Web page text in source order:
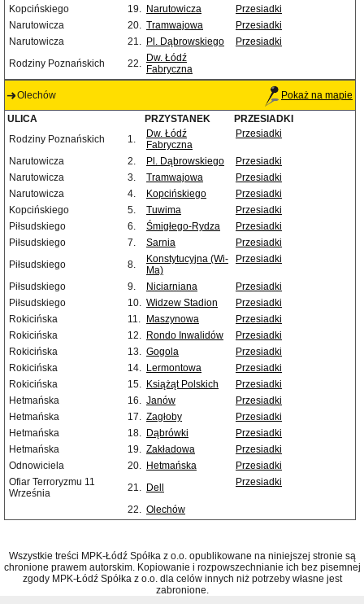
Kopcińskiego
19. Narutowicza
Przesiadki
Narutowicza
20. Tramwajowa
Przesiadki
Narutowicza
21. Pl. Dąbrowskiego
Przesiadki
Rodziny Poznańskich
22. Dw. Łódź
Fabryczna
Olechów Pokaż na mapie
ULICA PRZYSTANEK
PRZESIADKI
Rodziny Poznańskich
1.
Dw. Łódź
Fabryczna
Przesiadki
Narutowicza 2. Pl. Dąbrowskiego
Przesiadki
Narutowicza
3. Tramwajowa
Przesiadki
Narutowicza
4. Kopcińskiego
Przesiadki
Kopcińskiego
5. Tuwima
Przesiadki
Piłsudskiego
6. Śmigłego-Rydza
Przesiadki
Piłsudskiego
7. Sarnia
Przesiadki
Piłsudskiego
8.
Konstytucyjna (Wi-
Ma)
Przesiadki
Piłsudskiego 9. Niciarniana
Przesiadki
Piłsudskiego
10. Widzew Stadion
Przesiadki
Rokicińska
11. Maszynowa
Przesiadki
Rokicińska
12. Rondo Inwalidów
Przesiadki
Rokicińska
13. Gogola
Przesiadki
Rokicińska
14. Lermontowa
Przesiadki
Rokicińska
15. Książąt Polskich
Przesiadki
Hetmańska
16. Janów
Przesiadki
Hetmańska
17. Zagłoby
Przesiadki
Hetmańska
18. Dąbrówki
Przesiadki
Hetmańska
19. Zakładowa
Przesiadki
Odnowiciela
20. Hetmańska
Przesiadki
Ofiar Terroryzmu 11
Września
21. Dell Przesiadki
22. Olechów
Wszystkie treści MPK-Łódź Spółka z o.o. opublikowane na niniejszej stronie są
chronione prawem autorskim. Kopiowanie i rozpowszechnianie ich bez pisemnej
zgody MPK-Łódź Spółka z o.o. dla celów innych niż potrzeby własne jest
zabronione.